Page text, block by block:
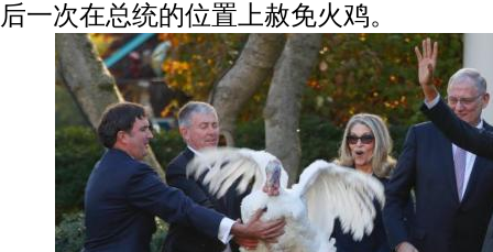
后一次在总统的位置上赦免火鸡。